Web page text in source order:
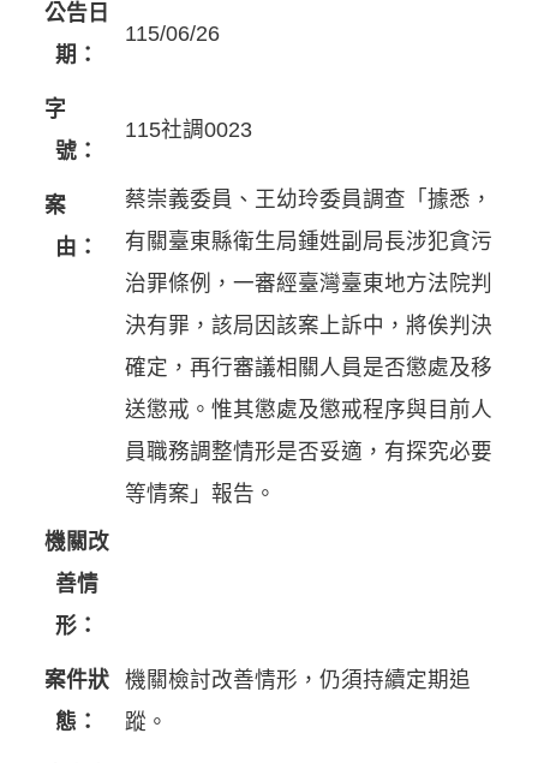
公告日
期：
115/06/26
字
號：
115社調0023
案
由：
蔡崇義委員、王幼玲委員調查「據悉，
有關臺東縣衛生局鍾姓副局長涉犯貪污
治罪條例，一審經臺灣臺東地方法院判
決有罪，該局因該案上訴中，將俟判決
確定，再行審議相關人員是否懲處及移
送懲戒。惟其懲處及懲戒程序與目前人
員職務調整情形是否妥適，有探究必要
等情案」報告。
機關改
善情
形：
案件狀
態：
機關檢討改善情形，仍須持續定期追
蹤。